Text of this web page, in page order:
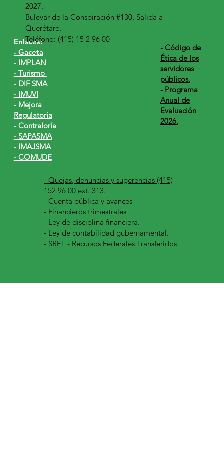
Enlaces:
- Gaceta
- IMPLAN
- Turismo
- DIF SMA
- IMUVI
- Mejora
Regulatoria
- Contraloría
- SAPASMA
- IMAJSMA
- COMUDE
2027.
Bulevar de la Conspiración #130, Salida a
Querétaro.
Teléfono: (415) 15 2 96 00
- Quejas, denuncias y sugerencias (415)
152 96 00 ext. 313.
-Cuenta pública y avances
- Financieros trimestrales
- Ley de disciplina financiera.
- Ley de contabilidad gubernamental.
- SRFT - Recursos Federales Transferidos
​- Código de
Ética de los
servidores
públicos.
- Programa
Anual de
Evaluación
2026.